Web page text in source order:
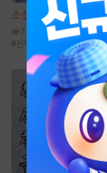
소설 신객 [단행본]
7.8만
#신무협 복수물 #성장물